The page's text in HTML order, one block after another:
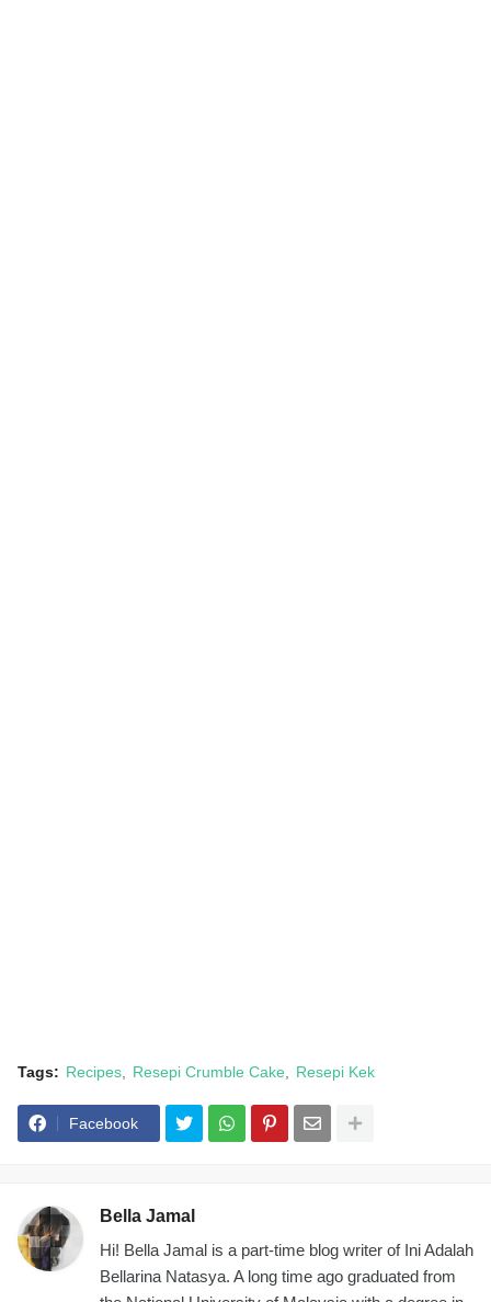
Tags: Recipes Resepi Crumble Cake Resepi Kek
Facebook
Bella Jamal
Hi! Bella Jamal is a part-time blog writer of Ini Adalah
Bellarina Natasya. A long time ago graduated from